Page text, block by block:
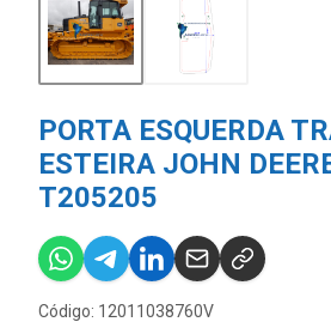
PORTA ESQUERDA
ESTEIRA JOHN
T205205
Código: 12011038760V